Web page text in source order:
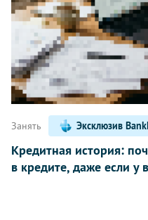
Занять Эксклюзив
Кредитная история:
в кредите, даже если у